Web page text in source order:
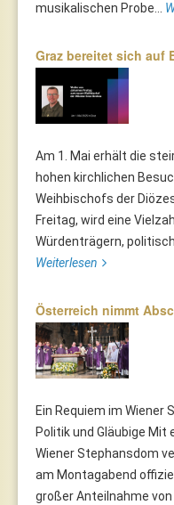
musikalischen Probe...
Graz bereitet sich
Am 1. Mai erhält die
hohen kirchlichen
Weihbischofs der
Freitag, wird eine
Würdenträgern,
Weiterlesen
Österreich nimmt
Ein Requiem im Wiener
Politik und Gläubige
Wiener Stephansdom
am Montagabend
großer Anteilnahme von